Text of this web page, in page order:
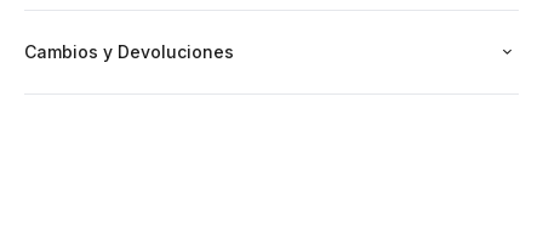
Cambios y Devoluciones